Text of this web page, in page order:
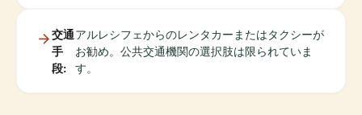
交通
手
段:
アルレシフェからのレンタカーまたはタクシーが
お勧め。公共交通機関の選択肢は限られていま
す。